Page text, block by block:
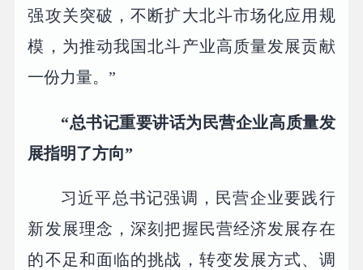
强攻关突破，不断扩大北斗市场化应用规
模，为推动我国北斗产业高质量发展贡献
一份力量。”
“总书记重要讲话为民营企业高质量发
展指明了方向”
习近平总书记强调，民营企业要践行
新发展理念，深刻把握民营经济发展存在
的不足和面临的挑战，转变发展方式、调